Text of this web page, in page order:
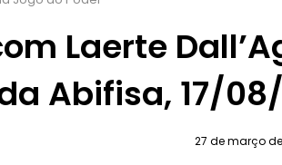
Laerte
Abifisa, 17/
27 de março